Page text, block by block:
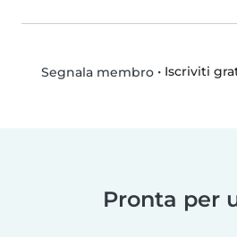
Segnala membro• Iscriviti
Pronta per